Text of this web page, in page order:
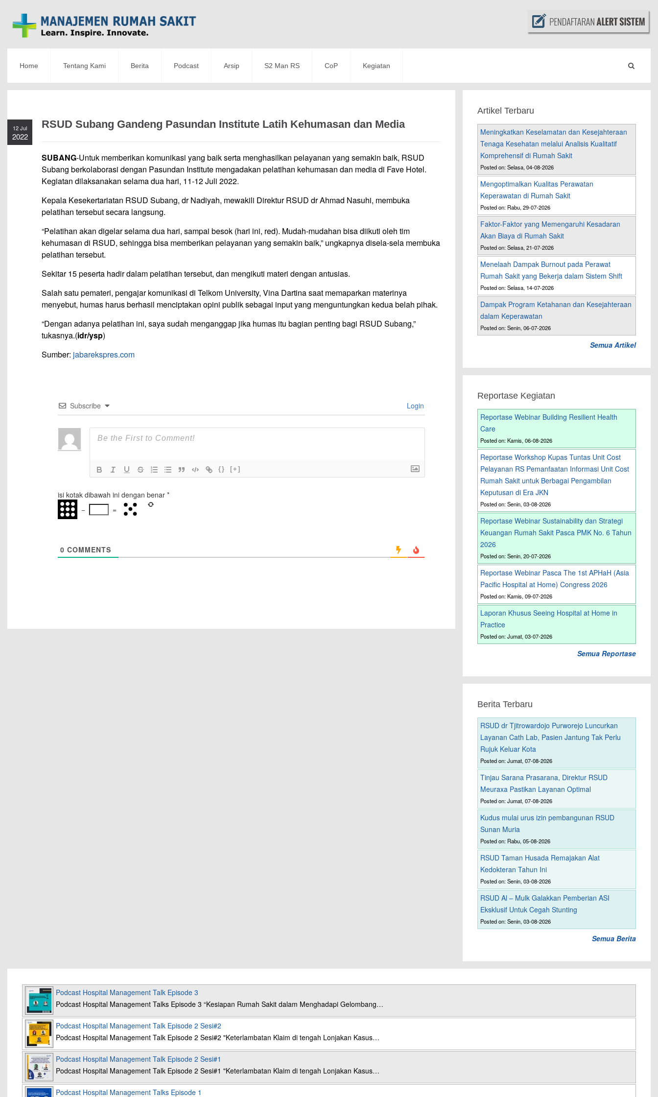
Home Tentang Kami Berita Podcast Arsip S2 Man RS CoP Kegiatan
12 Jul
2022
RSUD Subang Gandeng Pasundan Institute Latih Kehumasan dan Media
SUBANG-Untuk memberikan komunikasi yang baik serta menghasilkan pelayanan yang semakin baik, RSUD
Subang berkolaborasi dengan Pasundan Institute mengadakan pelatihan kehumasan dan media di Fave Hotel.
Kegiatan dilaksanakan selama dua hari, 11-12 Juli 2022.
Kepala Kesekertariatan RSUD Subang, dr Nadiyah, mewakili Direktur RSUD dr Ahmad Nasuhi, membuka
pelatihan tersebut secara langsung.
“Pelatihan akan digelar selama dua hari, sampai besok (hari ini, red). Mudah-mudahan bisa diikuti oleh tim
kehumasan di RSUD, sehingga bisa memberikan pelayanan yang semakin baik,” ungkapnya disela-sela membuka
pelatihan tersebut.
Sekitar 15 peserta hadir dalam pelatihan tersebut, dan mengikuti materi dengan antusias.
Salah satu pemateri, pengajar komunikasi di Telkom University, Vina Dartina saat memaparkan materinya
menyebut, humas harus berhasil menciptakan opini publik sebagai input yang menguntungkan kedua belah pihak.
“Dengan adanya pelatihan ini, saya sudah menganggap jika humas itu bagian penting bagi RSUD Subang,”
tukasnya.(idr/ysp)
Sumber: jabarekspres.com
Subscribe Login
{} [+]
isi kotak dibawah ini dengan benar*
−
=
0 COMMENTS
Artikel Terbaru
Meningkatkan Keselamatan dan Kesejahteraan
Tenaga Kesehatan melalui Analisis Kualitatif
Komprehensif di Rumah Sakit
Posted on: Selasa, 04-08-2026
Mengoptimalkan Kualitas Perawatan
Keperawatan di Rumah Sakit
Posted on: Rabu, 29-07-2026
Faktor-Faktor yang Memengaruhi Kesadaran
Akan Biaya di Rumah Sakit
Posted on: Selasa, 21-07-2026
Menelaah Dampak Burnout pada Perawat
Rumah Sakit yang Bekerja dalam Sistem Shift
Posted on: Selasa, 14-07-2026
Dampak Program Ketahanan dan Kesejahteraan
dalam Keperawatan
Posted on: Senin, 06-07-2026
Semua Artikel
Reportase Kegiatan
Reportase Webinar Building Resilient Health
Care
Posted on: Kamis, 06-08-2026
Reportase Workshop Kupas Tuntas Unit Cost
Pelayanan RS Pemanfaatan Informasi Unit Cost
Rumah Sakit untuk Berbagai Pengambilan
Keputusan di Era JKN
Posted on: Senin, 03-08-2026
Reportase Webinar Sustainability dan Strategi
Keuangan Rumah Sakit Pasca PMK No. 6 Tahun
2026
Posted on: Senin, 20-07-2026
Reportase Webinar Pasca The 1st APHaH (Asia
Pacific Hospital at Home) Congress 2026
Posted on: Kamis, 09-07-2026
Laporan Khusus Seeing Hospital at Home in
Practice
Posted on: Jumat, 03-07-2026
Semua Reportase
Berita Terbaru
RSUD dr Tjitrowardojo Purworejo Luncurkan
Layanan Cath Lab, Pasien Jantung Tak Perlu
Rujuk Keluar Kota
Posted on: Jumat, 07-08-2026
Tinjau Sarana Prasarana, Direktur RSUD
Meuraxa Pastikan Layanan Optimal
Posted on: Jumat, 07-08-2026
Kudus mulai urus izin pembangunan RSUD
Sunan Muria
Posted on: Rabu, 05-08-2026
RSUD Taman Husada Remajakan Alat
Kedokteran Tahun Ini
Posted on: Senin, 03-08-2026
RSUD Al – Mulk Galakkan Pemberian ASI
Eksklusif Untuk Cegah Stunting
Posted on: Senin, 03-08-2026
Semua Berita
Podcast Hospital Management Talk Episode 3
Podcast Hospital Management Talks Episode 3 “Kesiapan Rumah Sakit dalam Menghadapi Gelombang…
Podcast Hospital Management Talk Episode 2 Sesi#2
Podcast Hospital Management Talk Episode 2 Sesi#2 "Keterlambatan Klaim di tengah Lonjakan Kasus…
Podcast Hospital Management Talk Episode 2 Sesi#1
Podcast Hospital Management Talk Episode 2 Sesi#1 "Keterlambatan Klaim di tengah Lonjakan Kasus…
Podcast Hospital Management Talks Episode 1